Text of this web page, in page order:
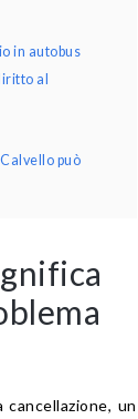
in autobus
al
può
un